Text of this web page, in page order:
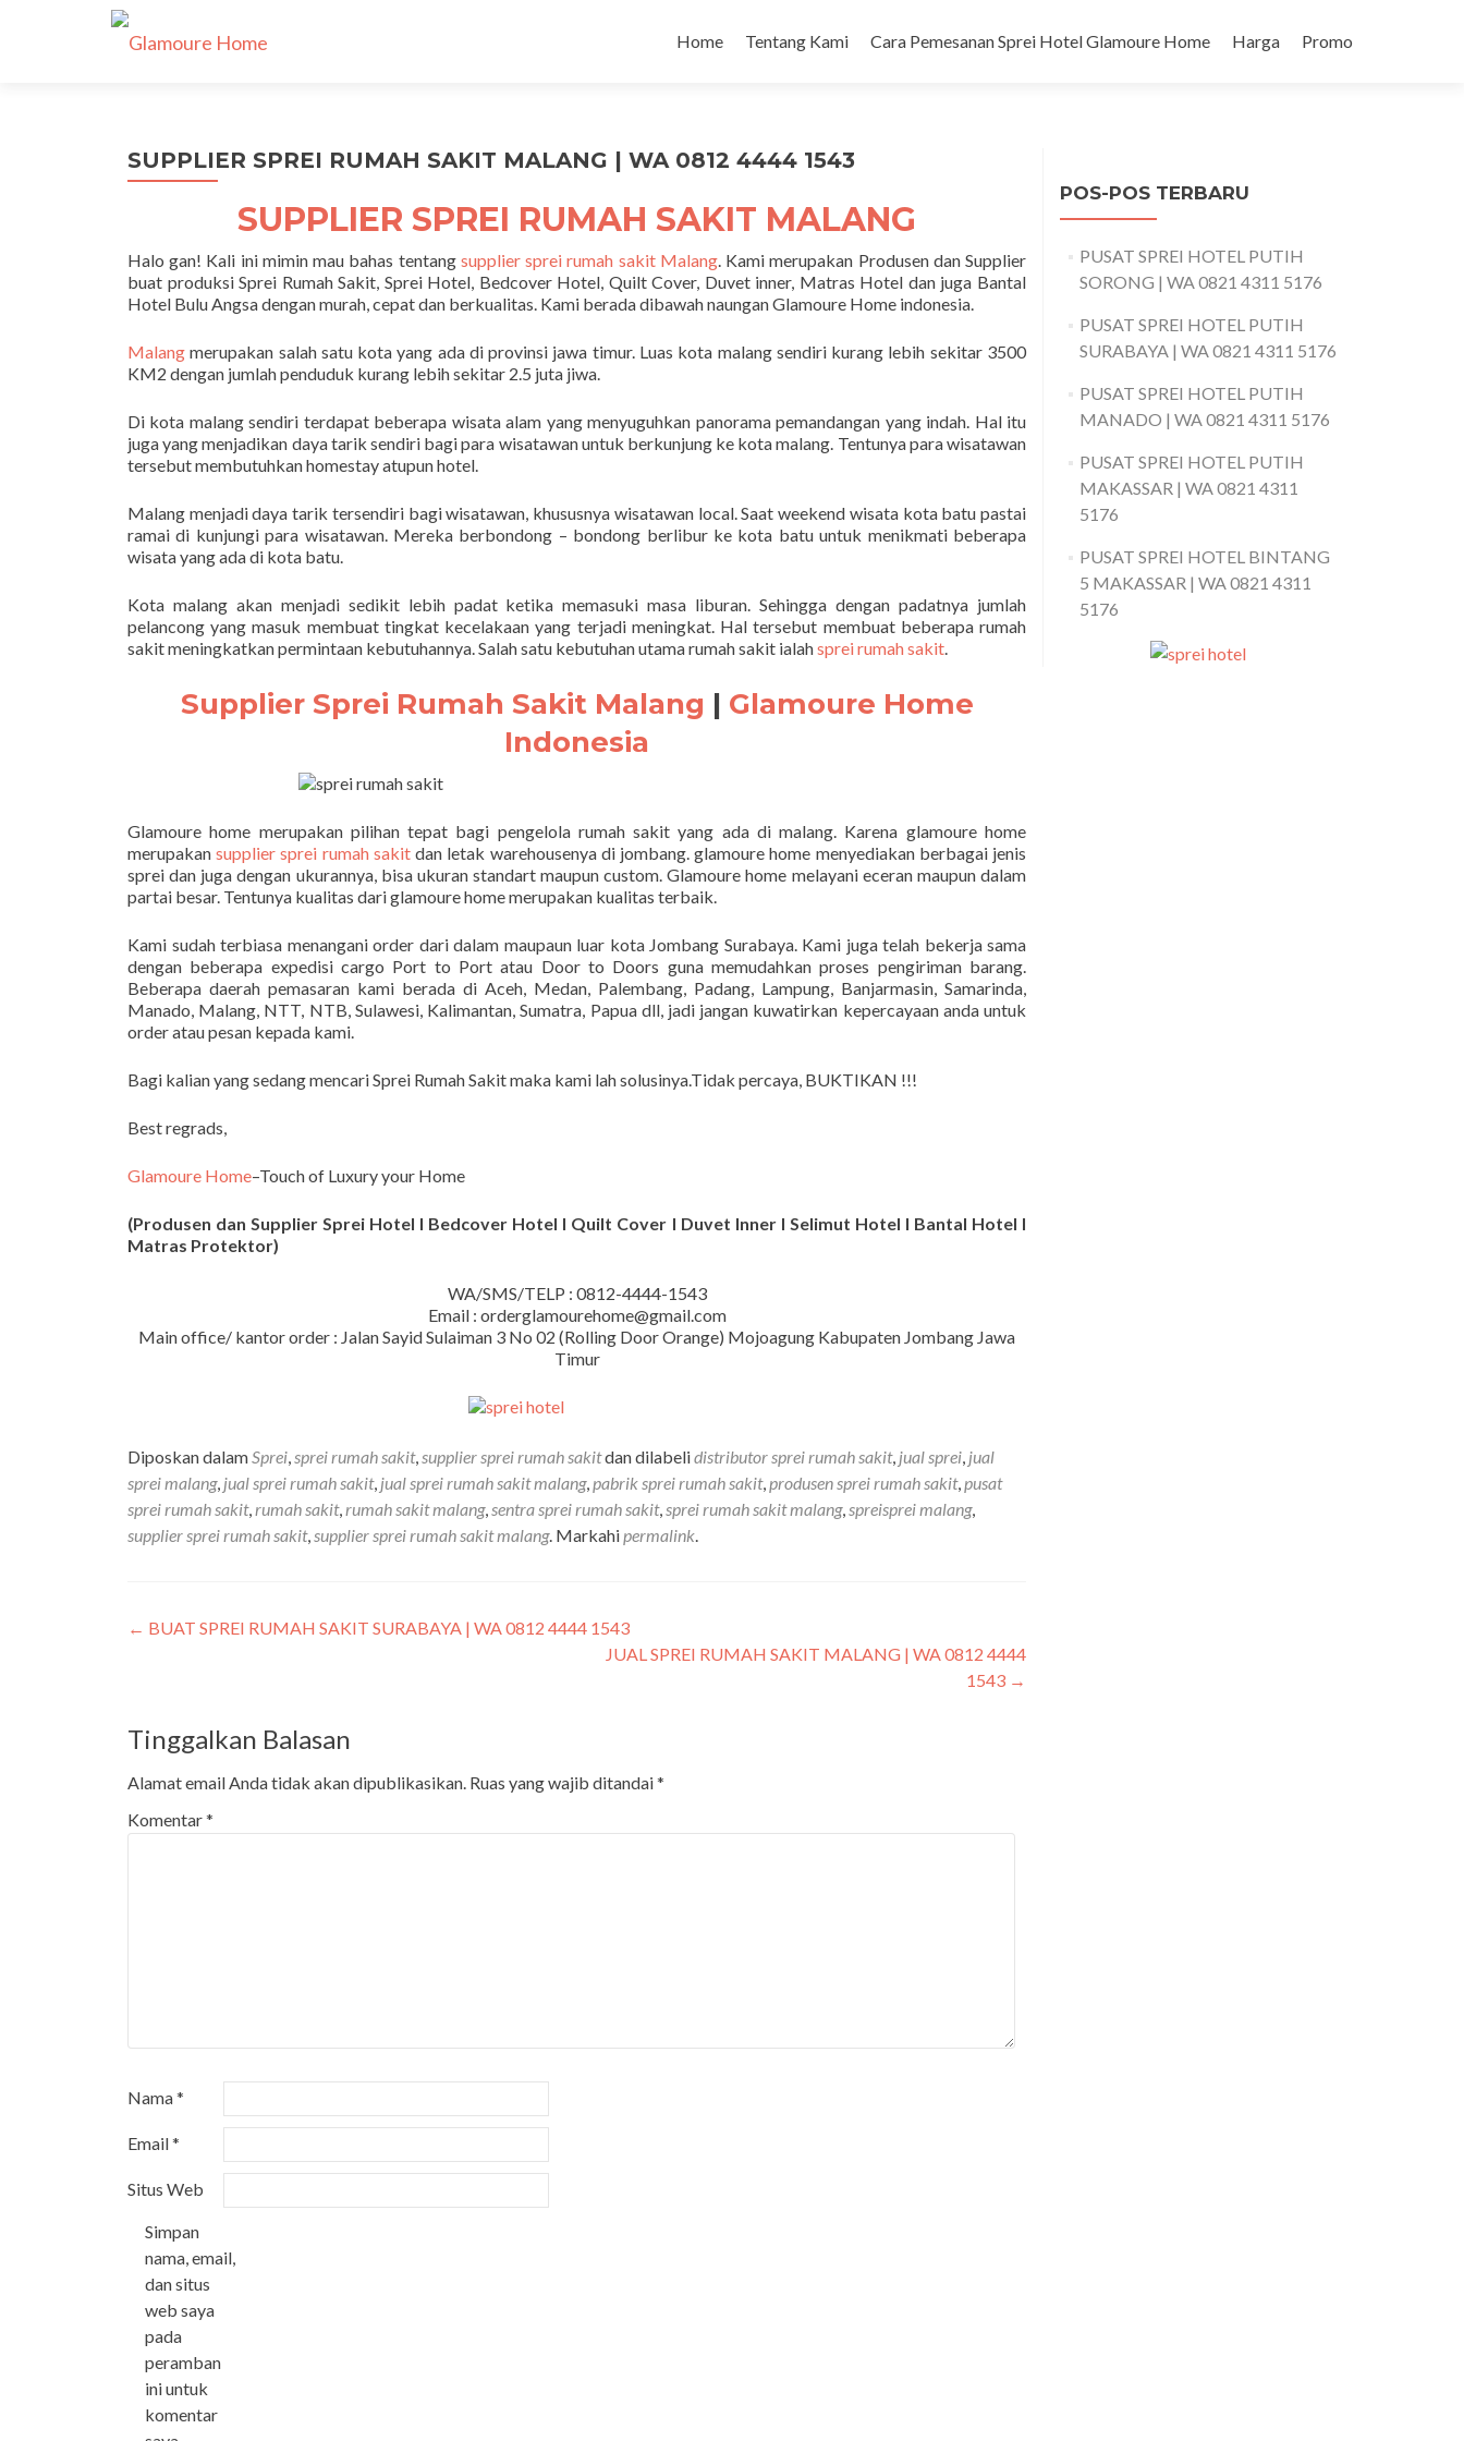
Home Tentang Kami Cara Pemesanan Sprei Hotel Glamoure Home Harga Promo
SUPPLIER SPREI RUMAH SAKIT MALANG | WA 0812 4444 1543
SUPPLIER SPREI RUMAH SAKIT MALANG
Halo gan! Kali ini mimin mau bahas tentang supplier sprei rumah sakit Malang. Kami merupakan Produsen dan Supplier
buat produksi Sprei Rumah Sakit, Sprei Hotel, Bedcover Hotel, Quilt Cover, Duvet inner, Matras Hotel dan juga Bantal
Hotel Bulu Angsa dengan murah, cepat dan berkualitas. Kami berada dibawah naungan Glamoure Home indonesia.
Malang merupakan salah satu kota yang ada di provinsi jawa timur. Luas kota malang sendiri kurang lebih sekitar 3500
KM2 dengan jumlah penduduk kurang lebih sekitar 2.5 juta jiwa.
Di kota malang sendiri terdapat beberapa wisata alam yang menyuguhkan panorama pemandangan yang indah. Hal itu
juga yang menjadikan daya tarik sendiri bagi para wisatawan untuk berkunjung ke kota malang. Tentunya para wisatawan
tersebut membutuhkan homestay atupun hotel.
Malang menjadi daya tarik tersendiri bagi wisatawan, khususnya wisatawan local. Saat weekend wisata kota batu pastai
ramai di kunjungi para wisatawan. Mereka berbondong – bondong berlibur ke kota batu untuk menikmati beberapa
wisata yang ada di kota batu.
Kota malang akan menjadi sedikit lebih padat ketika memasuki masa liburan. Sehingga dengan padatnya jumlah
pelancong yang masuk membuat tingkat kecelakaan yang terjadi meningkat. Hal tersebut membuat beberapa rumah
sakit meningkatkan permintaan kebutuhannya. Salah satu kebutuhan utama rumah sakit ialahsprei rumah sakit.
Supplier Sprei Rumah Sakit Malang | Glamoure Home
Indonesia
Glamoure home merupakan pilihan tepat bagi pengelola rumah sakit yang ada di malang. Karena glamoure home
merupakan supplier sprei rumah sakitdan letak warehousenya di jombang. glamoure home menyediakan berbagai jenis
sprei dan juga dengan ukurannya, bisa ukuran standart maupun custom. Glamoure home melayani eceran maupun dalam
partai besar. Tentunya kualitas dari glamoure home merupakan kualitas terbaik.
Kami sudah terbiasa menangani order dari dalam maupaun luar kota Jombang Surabaya. Kami juga telah bekerja sama
dengan beberapa expedisi cargo Port to Port atau Door to Doors guna memudahkan proses pengiriman barang.
Beberapa daerah pemasaran kami berada di Aceh, Medan, Palembang, Padang, Lampung, Banjarmasin, Samarinda,
Manado, Malang, NTT, NTB, Sulawesi, Kalimantan, Sumatra, Papua dll, jadi jangan kuwatirkan kepercayaan anda untuk
order atau pesan kepada kami.
Bagi kalian yang sedang mencari Sprei Rumah Sakit maka kami lah solusinya.Tidak percaya, BUKTIKAN !!!
Best regrads,
Glamoure Home–Touch of Luxury your Home
(Produsen dan Supplier Sprei Hotel I Bedcover Hotel I Quilt Cover I Duvet Inner I Selimut Hotel I Bantal Hotel I
Matras Protektor)
WA/SMS/TELP : 0812-4444-1543
Email : orderglamourehome@gmail.com
Main office/ kantor order : Jalan Sayid Sulaiman 3 No 02 (Rolling Door Orange) Mojoagung Kabupaten Jombang Jawa
Timur
Diposkan dalamSprei,sprei rumah sakit,supplier sprei rumah sakitdan dilabelidistributor sprei rumah sakit, jual sprei, jual
sprei malang, jual sprei rumah sakit, jual sprei rumah sakit malang,pabrik sprei rumah sakit,produsen sprei rumah sakit,pusat
sprei rumah sakit,rumah sakit,rumah sakit malang,sentra sprei rumah sakit,sprei rumah sakit malang,spreisprei malang,
supplier sprei rumah sakit,supplier sprei rumah sakit malang. Markahipermalink.
← BUAT SPREI RUMAH SAKIT SURABAYA | WA 0812 4444 1543
JUAL SPREI RUMAH SAKIT MALANG | WA 0812 4444
1543 →
Tinggalkan Balasan
Alamat email Anda tidak akan dipublikasikan. Ruas yang wajib ditandai*
Komentar*
Nama*
Email*
Situs Web
Simpan
nama, email,
dan situs
web saya
pada
peramban
ini untuk
komentar
POS-POS TERBARU
PUSAT SPREI HOTEL PUTIH
SORONG | WA 0821 4311 5176
PUSAT SPREI HOTEL PUTIH
SURABAYA | WA 0821 4311 5176
PUSAT SPREI HOTEL PUTIH
MANADO | WA 0821 4311 5176
PUSAT SPREI HOTEL PUTIH
MAKASSAR | WA 0821 4311
5176
PUSAT SPREI HOTEL BINTANG
5 MAKASSAR | WA 0821 4311
5176